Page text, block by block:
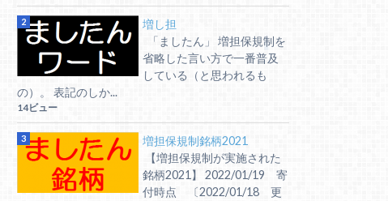
増し担
「ましたん」 増担保規制を
省略した言い方で一番普及
している（と思われるも
の）。 表記のしか...
14ビュー
増担保規制銘柄2021
【増担保規制が実施された
銘柄2021】 2022/01/19 寄
付時点 〔2022/01/18 更